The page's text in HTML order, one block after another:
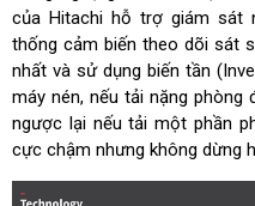
của Hitachi hỗ trợ giám sát
thống cảm biến theo dõi sát
nhất và sử dụng biến tần
máy nén, nếu tải nặng phòng
ngược lại nếu tải một phần
cực chậm nhưng không dừng